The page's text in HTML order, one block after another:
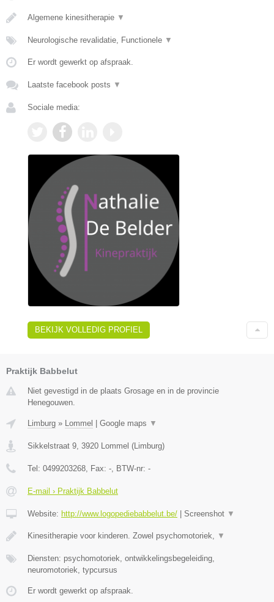
Algemene kinesitherapie ▼
Neurologische revalidatie, Functionele ▼
Er wordt gewerkt op afspraak.
Laatste facebook posts ▼
Sociale media:
BEKIJK VOLLEDIG PROFIEL
Praktijk Babbelut
Niet gevestigd in de plaats Grosage en in de provincie
Henegouwen.
Limburg » Lommel Google maps ▼
Sikkelstraat 9 3920 Lommel ( Limburg)
Tel: 0499203268 , Fax: - , BTW-nr: -
E-mail › Praktijk Babbelut
Website: http://www.logopediebabbelut.be/ Screenshot ▼
Kinesitherapie voor kinderen. Zowel psychomotoriek, ▼
Diensten: psychomotoriek, ontwikkelingsbegeleiding,
neuromotoriek, typcursus
Er wordt gewerkt op afspraak.